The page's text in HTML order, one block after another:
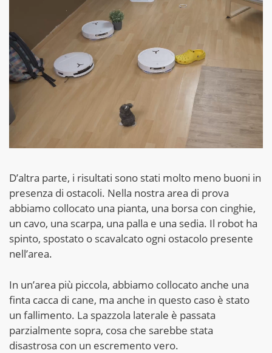
D’altra parte, i risultati sono stati molto meno buoni in
presenza di ostacoli. Nella nostra area di prova
abbiamo collocato una pianta, una borsa con cinghie,
un cavo, una scarpa, una palla e una sedia. Il robot ha
spinto, spostato o scavalcato ogni ostacolo presente
nell’area.
In un’area più piccola, abbiamo collocato anche una
finta cacca di cane, ma anche in questo caso è stato
un fallimento. La spazzola laterale è passata
parzialmente sopra, cosa che sarebbe stata
disastrosa con un escremento vero.